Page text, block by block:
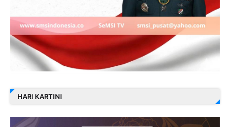
HARI KARTINI